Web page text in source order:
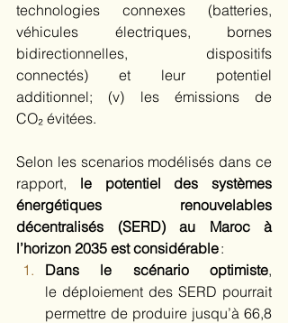
technologies connexes (batteries,
véhicules électriques, bornes
bidirectionnelles, dispositifs
connectés) et leur potentiel
additionnel; (v) les émissions de
CO₂ évitées.
Selon les scenarios modélisés dans ce
rapport, le potentiel des systèmes
énergétiques renouvelables
décentralisés (SERD) au Maroc à
l’horizon 2035 est considérable :
Dans le scénario optimiste,
le déploiement des SERD pourrait
permettre de produire jusqu’à 66,8